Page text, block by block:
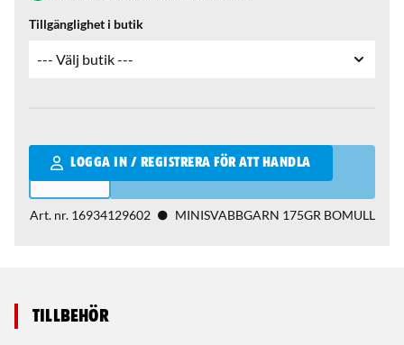
Tillgänglighet i butik
LOGGA IN / REGISTRERA FÖR ATT HANDLA
Qantity
Art. nr. 16934129602 MINISVABBGARN 175GR BOMULL
Tillbehör